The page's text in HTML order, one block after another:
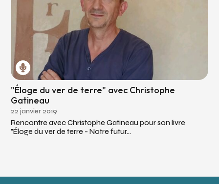
"Éloge du ver de terre" avec Christophe
Gatineau
22 janvier 2019
Rencontre avec Christophe Gatineau pour son livre
"Éloge du ver de terre - Notre futur...